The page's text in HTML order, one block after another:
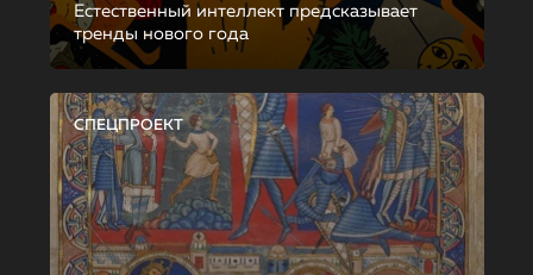
Естественный интеллект предсказывает
тренды нового года
СПЕЦПРОЕКТ